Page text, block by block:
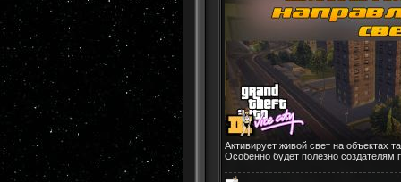
Активирует живой свет на объектах
Особенно будет полезно создателям